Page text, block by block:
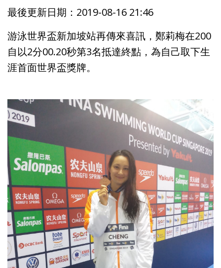
最後更新日期：2019-08-16 21:46
游泳世界盃新加坡站再傳來喜訊，鄭莉梅在200
自以2分00.20秒第3名抵達終點，為自己取下生
涯首面世界盃獎牌。